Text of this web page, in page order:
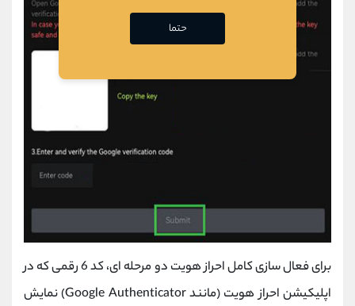
برای فعال‌ سازی کامل احراز هویت دو مرحله‌ ای، کد 6 رقمی که در
اپلیکیشن احراز هویت (مانند Google Authenticator) نمایش
حتما